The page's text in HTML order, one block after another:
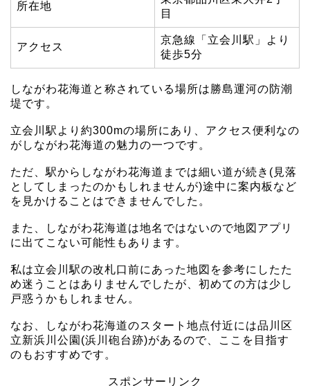
所在地
目
アクセス
京急線「立会川駅」より
徒歩5分
しながわ花海道と称されている場所は勝島運河の防潮
堤です。
立会川駅より約300mの場所にあり、アクセス便利なの
がしながわ花海道の魅力の一つです。
ただ、駅からしながわ花海道までは細い道が続き(見落
としてしまったのかもしれませんが)途中に案内板など
を見かけることはできませんでした。
また、しながわ花海道は地名ではないので地図アプリ
に出てこない可能性もあります。
私は立会川駅の改札口前にあった地図を参考にしたた
め迷うことはありませんでしたが、初めての方は少し
戸惑うかもしれません。
なお、しながわ花海道のスタート地点付近には品川区
立新浜川公園(浜川砲台跡)があるので、ここを目指す
のもおすすめです。
スポンサーリンク